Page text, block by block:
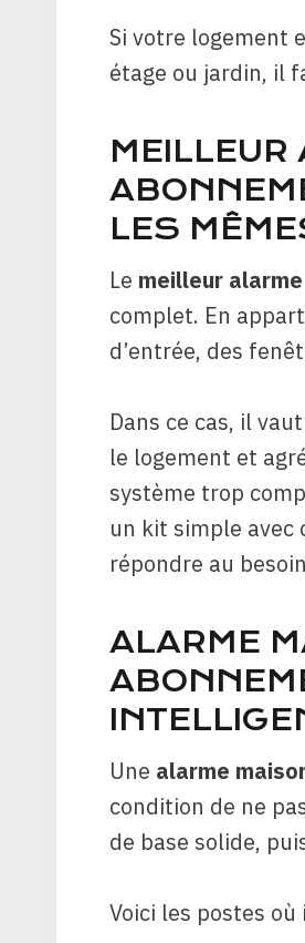
Si votre logement
étage ou jardin, il
LES
Le meilleur
complet. En
d’entrée, des
Dans ce cas, il
le logement et
système trop
un kit simple avec
répondre au
ALARME
Une alarme
condition de ne
de base solide,
Voici les postes